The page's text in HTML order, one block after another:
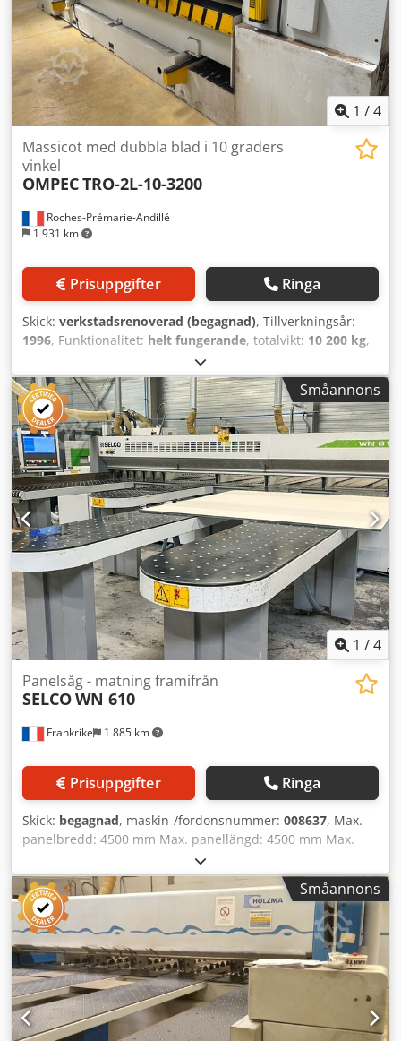
1 /4
Roches-Prémarie-Andillé
1 931 km
Massicot med dubbla blad i 10 graders
vinkel
OMPECTRO-2L-10-3200
Prisuppgifter Ringa
Skick: verkstadsrenoverad (begagnad), Tillverkningsår:
1996, Funktionalitet: helt fungerande, totalvikt: 10 200 kg,
0,1 mm
ström:trefas, total höjd:2 300 mm, total längd:6 000 mm,
total bredd:2 000 mm , klippbredd (max.): 450 mm,
maskinbasens höjd:850 mm, arbets höjd:850 mm,
Dubbla skärmaskiner, elektrisk förflyttning av det rörliga
bladet via kulskruv, nedre bakre rörligt blad, elektriskt
bakre anslag, 2 lasrar, 10° snittvinkel för förbättrad
skärkvalitet och bättre inträngning i fanér, vikt: 10 200 kg,
ny PLC-enhet. Codpfx Ahewy Irbjijrf
Småannons
1 /4
Frankrike 1 885 km
Panelsåg - matning framifrån
SELCOWN 610
Prisuppgifter Ringa
Skick: begagnad, maskin-/fordonsnummer: 008637, Max.
panelbredd: 4500 mm Max. panellängd: 4500 mm Max.
utskjut av huvudsågblad: 95 mm Codpfx Aezg Uztohiorf
Antal spännhylsor: 10
Småannons